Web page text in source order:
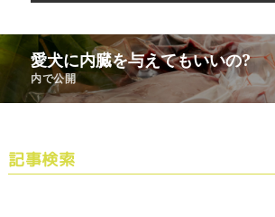
愛犬に内臓を与えてもいいの?
内で公開
記事検索